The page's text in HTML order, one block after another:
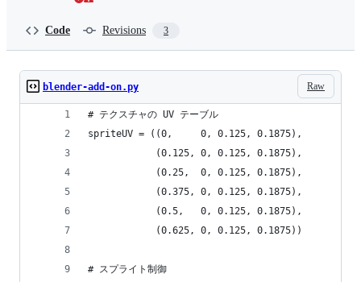
Code Revisions 3
Raw
blender-add-on.py
# テクスチャの UV テーブル
spriteUV = ((0,     0, 0.125, 0.1875),
            (0.125, 0, 0.125, 0.1875),
            (0.25,  0, 0.125, 0.1875),
            (0.375, 0, 0.125, 0.1875),
            (0.5,   0, 0.125, 0.1875),
            (0.625, 0, 0.125, 0.1875))
# スプライト制御